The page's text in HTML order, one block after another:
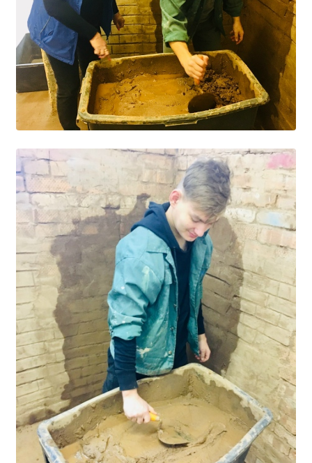
Расписание занятий
Заочное отделение
Локальные акты
ВОСПИТАТЕЛЬНАЯ РАБОТА
Безопасность на железной дороге
Дополнительное образование
Информационная безопасность
Информация для детей-сирот
Памятные даты военной истории
Пожарная безопасность
Программа воспитания
Противодействие терроризму
Профилактическая работа
Работа педагога-психолога
Студенческий совет
Студенческий спортивный клуб
МЕТОДИЧЕСКАЯ РАБОТА
В помощь педагогам и мастерам ПО
ПРОЧЕЕ